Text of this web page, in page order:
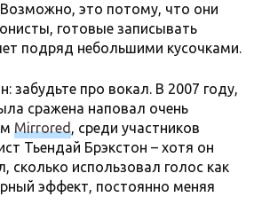
это потому, что они
готовые записывать
подряд небольшими кусочками.
забудьте про вокал. В 2007 году,
сражена наповал очень
Mirrored, среди участников
Тьендай Брэкстон – хотя он
сколько использовал голос как
эффект, постоянно меняя